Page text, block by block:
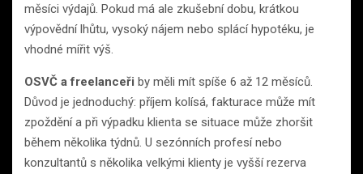
měsíci výdajů. Pokud má ale zkušební dobu, krátkou
výpovědní lhůtu, vysoký nájem nebo splácí hypotéku, je
vhodné mířit výš.
OSVČ a freelanceři by měli mít spíše 6 až 12 měsíců.
Důvod je jednoduchý: příjem kolísá, fakturace může mít
zpoždění a při výpadku klienta se situace může zhoršit
během několika týdnů. U sezónních profesí nebo
konzultantů s několika velkými klienty je vyšší rezerva